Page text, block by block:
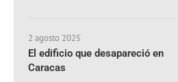
2 agosto 2025
El edificio que desapareció en
Caracas